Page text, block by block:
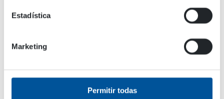
Estadística
Marketing
Permitir todas
escotilla del cucharón para agarrar cosas.
hojas y luego finalicé el trabajo con la succión.
La versatilidad del HRVB ha
sorprendido